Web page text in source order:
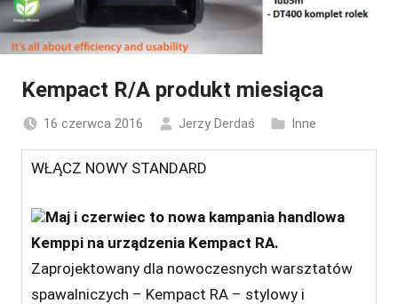
Kempact R/A produkt miesiąca
16 czerwca 2016 Jerzy Derdaś Inne
WŁĄCZ NOWY STANDARD
Maj i czerwiec to nowa kampania handlowa
Kemppi na urządzenia Kempact RA.
Zaprojektowany dla nowoczesnych warsztatów
spawalniczych – Kempact RA – stylowy i